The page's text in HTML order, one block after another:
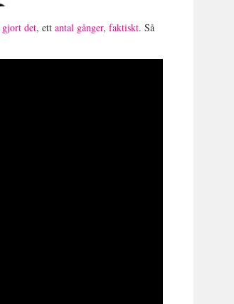
gjort det, ettantal gånger,faktiskt. Så